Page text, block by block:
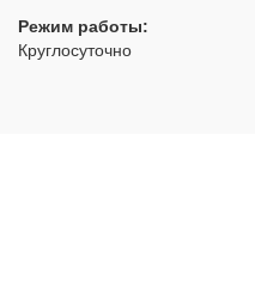
Режим работы:
Круглосуточно